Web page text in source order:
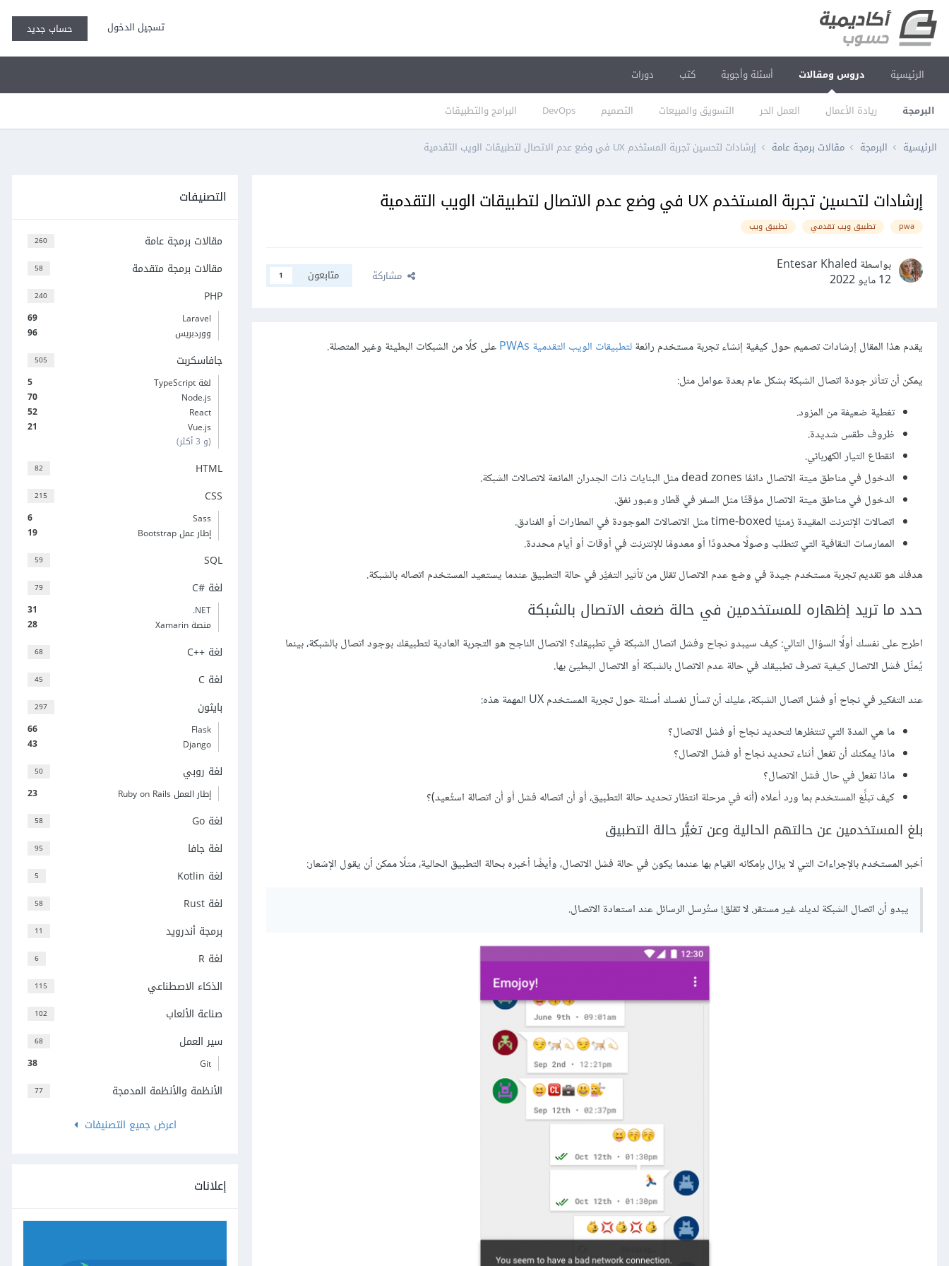
تسجيل الدخول حساب جديد
الرئيسية دروس ومقالات
البرمجة ريادة الأعمال العمل الحر التسويق والمبيعات التصميم DevOps البرامج والتطبيقات
أسئلة وأجوبة كتب دورات
الرئيسية البرمجة مقالات برمجة عامة إرشادات لتحسين تجربة المستخدم UX في وضع عدم الاتصال لتطبيقات الويب التقدمية
إرشادات لتحسين تجربة المستخدم UX في وضع عدم الاتصال لتطبيقات الويب التقدمية
pwa تطبيق ويب تقدمي تطبيق ويب
بواسطة Entesar Khaled
12 مايو 2022
مشاركة متابعون 1
يقدم هذا المقال إرشادات تصميم حول كيفية إنشاء تجربة مستخدم رائعةلتطبيقات الويب التقدمية PWAs
على كلًا من الشبكات البطيئة وغير المتصلة.
يمكن أن تتأثر جودة اتصال الشبكة بشكل عام بعدة عوامل مثل:
تغطية ضعيفة من المزود.
ظروف طقس شديدة.
انقطاع التيار الكهربائي.
الدخول في مناطق ميتة الاتصال دائمًا dead zones مثل البنايات ذات الجدران المانعة لاتصالات الشبكة.
الدخول في مناطق ميتة الاتصال مؤقتًا مثل السفر في قطار وعبور نفق.
اتصالات الإنترنت المقيدة زمنيًا time-boxed مثل الاتصالات الموجودة في المطارات أو الفنادق.
الممارسات الثقافية التي تتطلب وصولًا محدودًا أو معدومًا للإنترنت في أوقات أو أيام محددة.
هدفك هو تقديم تجربة مستخدم جيدة في وضع عدم الاتصال تقلل من تأثير التغيُّر في حالة التطبيق عندما يستعيد المستخدم اتصاله بالشبكة.
حدد ما تريد إظهاره للمستخدمين في حالة ضعف الاتصال بالشبكة
اطرح على نفسك أولًا السؤال التالي: كيف سيبدو نجاح وفشل اتصال الشبكة في تطبيقك؟ الاتصال الناجح هو التجربة العادية لتطبيقك بوجود اتصال بالشبكة، بينما
يُمثِّل فشل الاتصال كيفية تصرف تطبيقك في حالة عدم الاتصال بالشبكة أو الاتصال البطيئ بها.
عند التفكير في نجاح أو فشل اتصال الشبكة، عليك أن تسأل نفسك أسئلة حول تجربة المستخدم UX المهمة هذه:
ما هي المدة التي تنتظرها لتحديد نجاح أو فشل الاتصال؟
ماذا يمكنك أن تفعل أثناء تحديد نجاح أو فشل الاتصال؟
ماذا تفعل في حال فشل الاتصال؟
كيف تبلِّغ المستخدم بما ورد أعلاه (أنه في مرحلة انتظار تحديد حالة التطبيق، أو أن اتصاله فشل أو أن اتصالة استُعيد)؟
بلغ المستخدمين عن حالتهم الحالية وعن تغيُّر حالة التطبيق
أخبر المستخدم بالإجراءات التي لا يزال بإمكانه القيام بها عندما يكون في حالة فشل الاتصال، وأيضًا أخبره بحالة التطبيق الحالية، مثلًا ممكن أن يقول الإشعار:
يبدو أن اتصال الشبكة لديك غير مستقر. لا تقلق! ستُرسل الرسائل عند استعادة الاتصال.
التصنيفات
260 مقالات برمجة عامة
58 مقالات برمجة متقدمة
240 PHP
69
Laravel
96
ووردبريس
505 جافاسكربت
5
لغة TypeScript
70
Node.js
52
React
21
Vue.js
(و 3 أكثر)
82 HTML
215 CSS
6
Sass
19
إطار عمل Bootstrap
59 SQL
79 لغة C#‎
31
‎.NET
28
منصة Xamarin
68 لغة C++‎
45 لغة C
297 بايثون
66
Flask
43
Django
50 لغة روبي
23 إطار العمل Ruby on Rails
58 لغة Go
95 لغة جافا
5 لغة Kotlin
58 لغة Rust
11 برمجة أندرويد
6 لغة R
115 الذكاء الاصطناعي
102 صناعة الألعاب
68 سير العمل
38 Git
77
الأنظمة والأنظمة المدمجة
اعرض جميع التصنيفات
إعلانات